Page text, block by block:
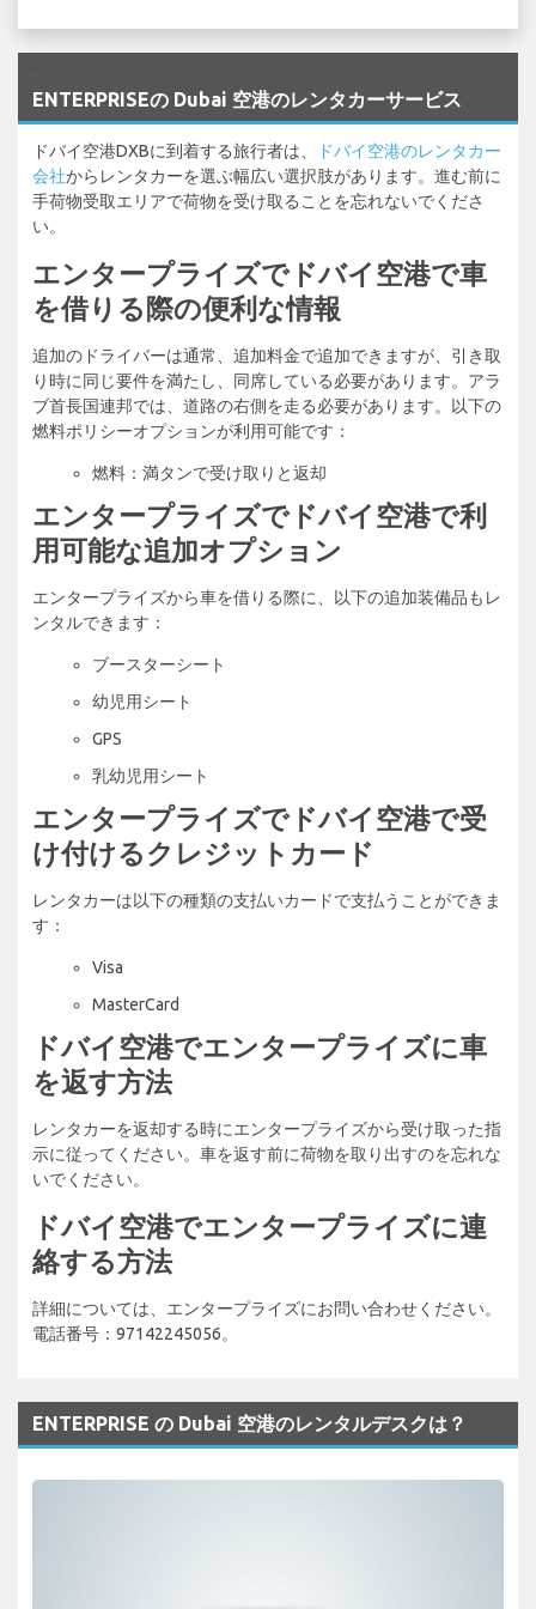
ENTERPRISEの Dubai 空港のレンタカーサービス
ドバイ空港DXBに到着する旅行者は、
ドバイ空港のレンタカー
会社からレンタカーを選ぶ幅広い選択肢があります。進む前に
手荷物受取エリアで荷物を受け取ることを忘れないでくださ
い。
エンタープライズでドバイ空港で車
を借りる際の便利な情報
追加のドライバーは通常、追加料金で追加できますが、引き取
り時に同じ要件を満たし、同席している必要があります。アラ
ブ首長国連邦では、道路の右側を走る必要があります。以下の
燃料ポリシーオプションが利用可能です：
燃料：満タンで受け取りと返却
エンタープライズでドバイ空港で利
用可能な追加オプション
エンタープライズから車を借りる際に、以下の追加装備品もレ
ンタルできます：
ブースターシート
幼児用シート
GPS
乳幼児用シート
エンタープライズでドバイ空港で受
け付けるクレジットカード
レンタカーは以下の種類の支払いカードで支払うことができま
す：
Visa
MasterCard
ドバイ空港でエンタープライズに車
を返す方法
レンタカーを返却する時にエンタープライズから受け取った指
示に従ってください。車を返す前に荷物を取り出すのを忘れな
いでください。
ドバイ空港でエンタープライズに連
絡する方法
詳細については、エンタープライズにお問い合わせください。
電話番号：97142245056。
ENTERPRISE の Dubai 空港のレンタルデスクは？